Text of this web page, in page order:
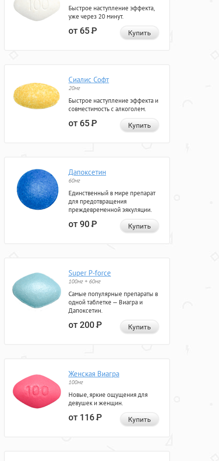
Быстрое наступление эффекта,
уже через 20 минут.
от 65Р Купить
Сиалис Софт
20мг
Быстрое наступление эффекта и
совместимость с алкоголем.
от 65Р Купить
Дапоксетин
60мг
Единственный в мире препарат
для предотвращения
преждевременной эякуляции.
от 90Р Купить
Super P-force
100мг + 60мг
Самые популярные препараты в
одной таблетке — Виагра и
Дапоксетин.
от 200Р Купить
Женская Виагра
100мг
Новые, яркие ощущения для
девушек и женщин.
от 116Р Купить